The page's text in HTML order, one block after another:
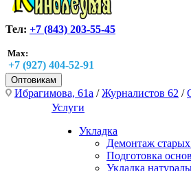
Тел: +7 (843) 203-55-45
Max:
+7 (927) 404-52-91
Оптовикам
Ибрагимова, 61а /Журналистов 62 /
Услуги
Укладка
Демонтаж
Подготовка
Укладка